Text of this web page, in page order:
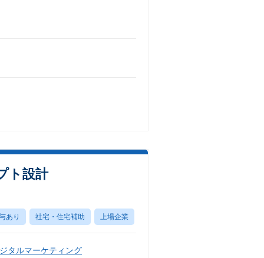
ト設計
あり 社宅・住宅補助 上場企業
タルマーケティング